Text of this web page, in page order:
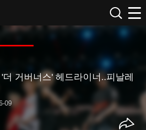
거버너스' 헤드라이너..피날레
09